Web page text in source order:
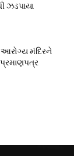
ઝડપાયા
મંદિરને
પ્રમાણપત્ર